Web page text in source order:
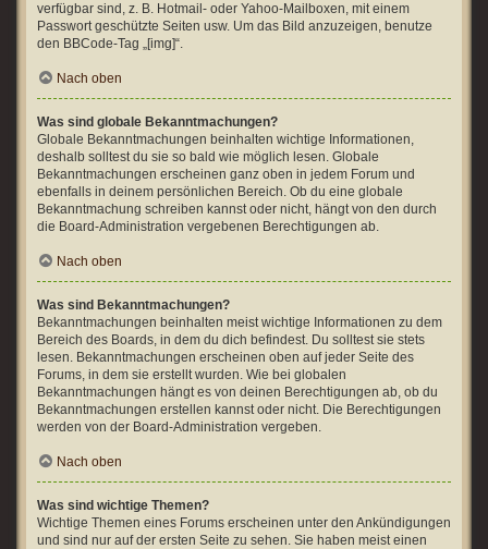
verfügbar sind, z. B. Hotmail- oder Yahoo-Mailboxen, mit einem
Passwort geschützte Seiten usw. Um das Bild anzuzeigen, benutze
den BBCode-Tag „[img]“.
Nach oben
Was sind globale Bekanntmachungen?
Globale Bekanntmachungen beinhalten wichtige Informationen,
deshalb solltest du sie so bald wie möglich lesen. Globale
Bekanntmachungen erscheinen ganz oben in jedem Forum und
ebenfalls in deinem persönlichen Bereich. Ob du eine globale
Bekanntmachung schreiben kannst oder nicht, hängt von den durch
die Board-Administration vergebenen Berechtigungen ab.
Nach oben
Was sind Bekanntmachungen?
Bekanntmachungen beinhalten meist wichtige Informationen zu dem
Bereich des Boards, in dem du dich befindest. Du solltest sie stets
lesen. Bekanntmachungen erscheinen oben auf jeder Seite des
Forums, in dem sie erstellt wurden. Wie bei globalen
Bekanntmachungen hängt es von deinen Berechtigungen ab, ob du
Bekanntmachungen erstellen kannst oder nicht. Die Berechtigungen
werden von der Board-Administration vergeben.
Nach oben
Was sind wichtige Themen?
Wichtige Themen eines Forums erscheinen unter den Ankündigungen
und sind nur auf der ersten Seite zu sehen. Sie haben meist einen